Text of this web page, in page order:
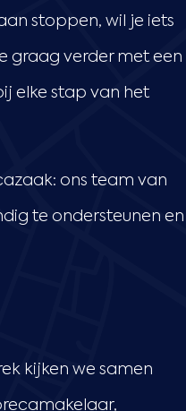
stoppen, wil je iets
graag verder met een
elke stap van het
ons team van
te ondersteunen en
kijken we samen